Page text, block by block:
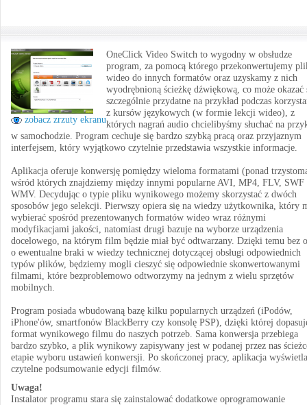
zobacz zrzuty ekranu
OneClick Video Switch to wygodny w obsłudze
program, za pomocą którego przekonwertujemy
wideo do innych formatów oraz uzyskamy z nich
wyodrębnioną ścieżkę dźwiękową, co może okazać
szczególnie przydatne na przykład podczas
z kursów językowych (w formie lekcji wideo), z
których nagrań audio chcielibyśmy słuchać na
w samochodzie. Program cechuje się bardzo szybką pracą oraz przyjaznym
interfejsem, który wyjątkowo czytelnie przedstawia wszystkie informacje.
Aplikacja oferuje konwersję pomiędzy wieloma formatami (ponad
wśród których znajdziemy między innymi popularne AVI, MP4, FLV, SWF
WMV. Decydując o typie pliku wynikowego możemy skorzystać z dwóch
sposobów jego selekcji. Pierwszy opiera się na wiedzy użytkownika, który
wybierać spośród prezentowanych formatów wideo wraz różnymi
modyfikacjami jakości, natomiast drugi bazuje na wyborze urządzenia
docelowego, na którym film będzie miał być odtwarzany. Dzięki temu bez
o ewentualne braki w wiedzy technicznej dotyczącej obsługi odpowiednich
typów plików, będziemy mogli cieszyć się odpowiednie skonwertowanymi
filmami, które bezproblemowo odtworzymy na jednym z wielu sprzętów
mobilnych.
Program posiada wbudowaną bazę kilku popularnych urządzeń (iPodów,
iPhone'ów, smartfonów BlackBerry czy konsolę PSP), dzięki której
format wynikowego filmu do naszych potrzeb. Sama konwersja przebiega
bardzo szybko, a plik wynikowy zapisywany jest w podanej przez nas
etapie wyboru ustawień konwersji. Po skończonej pracy, aplikacja wyświetla
czytelne podsumowanie edycji filmów.
Uwaga!
Instalator programu stara się zainstalować dodatkowe oprogramowanie